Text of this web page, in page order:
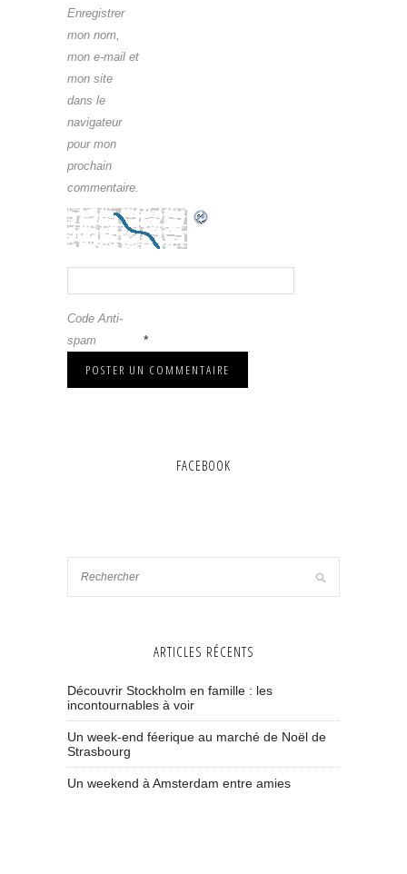
Enregistrer
mon nom,
mon e-mail et
mon site
dans le
navigateur
pour mon
prochain
commentaire.
Code Anti-
spam
*
FACEBOOK
ARTICLES RÉCENTS
Découvrir Stockholm en famille : les
incontournables à voir
Un week-end féerique au marché de Noël de
Strasbourg
Un weekend à Amsterdam entre amies